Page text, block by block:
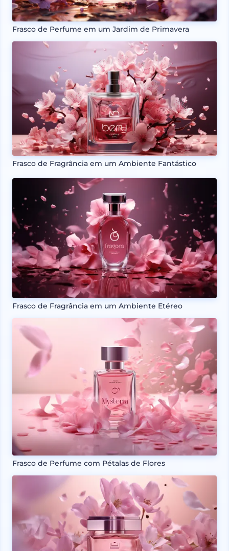
Frasco de Perfume em um Jardim de Primavera
Frasco de Fragrância em um Ambiente Fantástico
Frasco de Fragrância em um Ambiente Etéreo
Frasco de Perfume com Pétalas de Flores